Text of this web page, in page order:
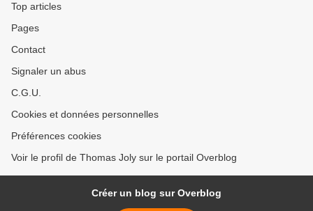
Top articles
Pages
Contact
Signaler un abus
C.G.U.
Cookies et données personnelles
Préférences cookies
Voir le profil de Thomas Joly sur le portail Overblog
Créer un blog sur Overblog